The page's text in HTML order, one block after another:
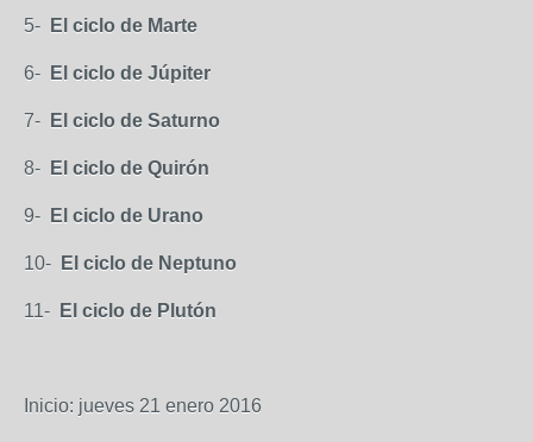
5- El ciclo de Marte
6- El ciclo de Júpiter
7- El ciclo de Saturno
8- El ciclo de Quirón
9- El ciclo de Urano
10- El ciclo de Neptuno
11- El ciclo de Plutón
Inicio: jueves 21 enero 2016